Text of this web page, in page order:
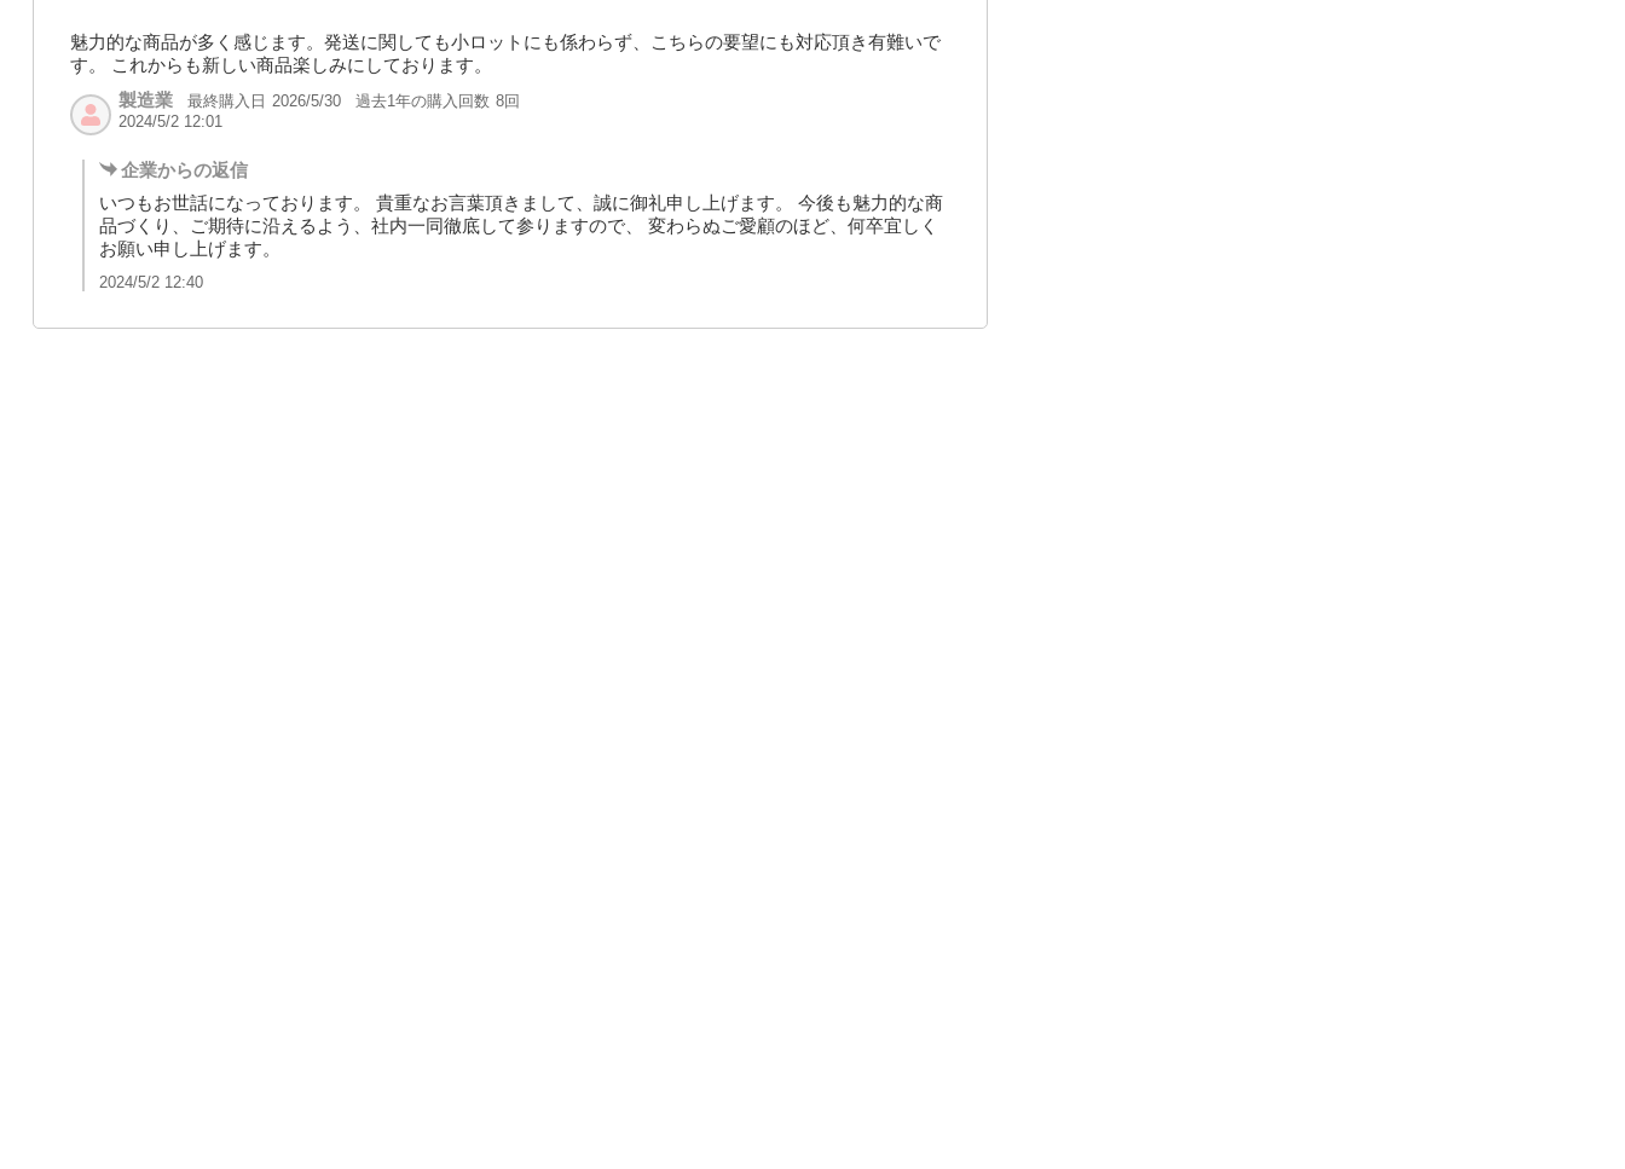
魅力的な商品が多く感じます。発送に関しても小ロットにも係わらず、こちらの要望にも対応頂き有難いで
す。 これからも新しい商品楽しみにしております。
製造業
最終購入日 2026/5/30 過去1年の購入回数 8回
2024/5/2 12:01
企業からの返信
いつもお世話になっております。 貴重なお言葉頂きまして、誠に御礼申し上げます。 今後も魅力的な商
品づくり、ご期待に沿えるよう、社内一同徹底して参りますので、 変わらぬご愛顧のほど、何卒宜しく
お願い申し上げます。
2024/5/2 12:40